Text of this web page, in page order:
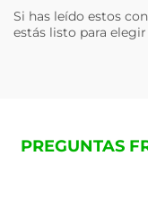
Si has leído estos
estás listo para
PREGUNTAS